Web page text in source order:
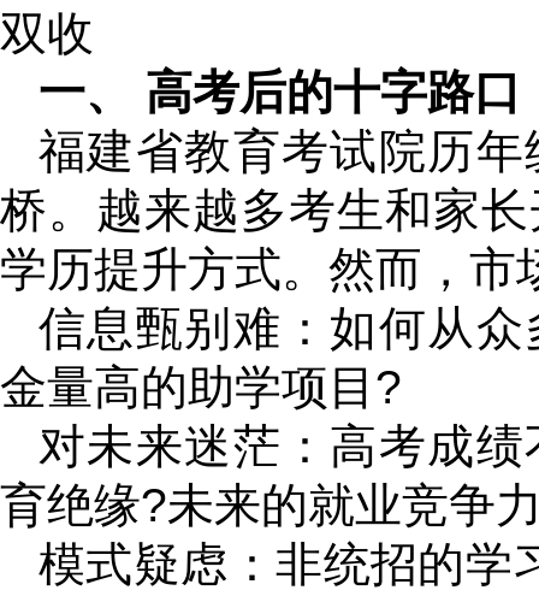
一、 高考后的十字路口
福建省教育考试院历
桥。越来越多考生和家
学历提升方式。然而，市
信息甄别难：如何从
金量高的助学项目?
对未来迷茫：高考成
育绝缘?未来的就业竞争
模式疑虑：非统招的学